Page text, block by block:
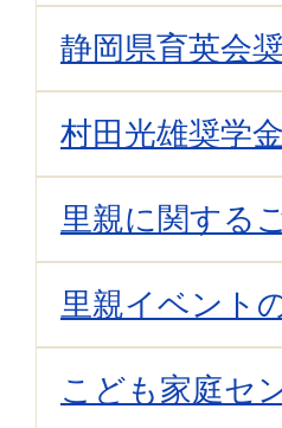
静岡県育英会
村田光雄奨学
里親に関する
里親イベント
こども家庭セ